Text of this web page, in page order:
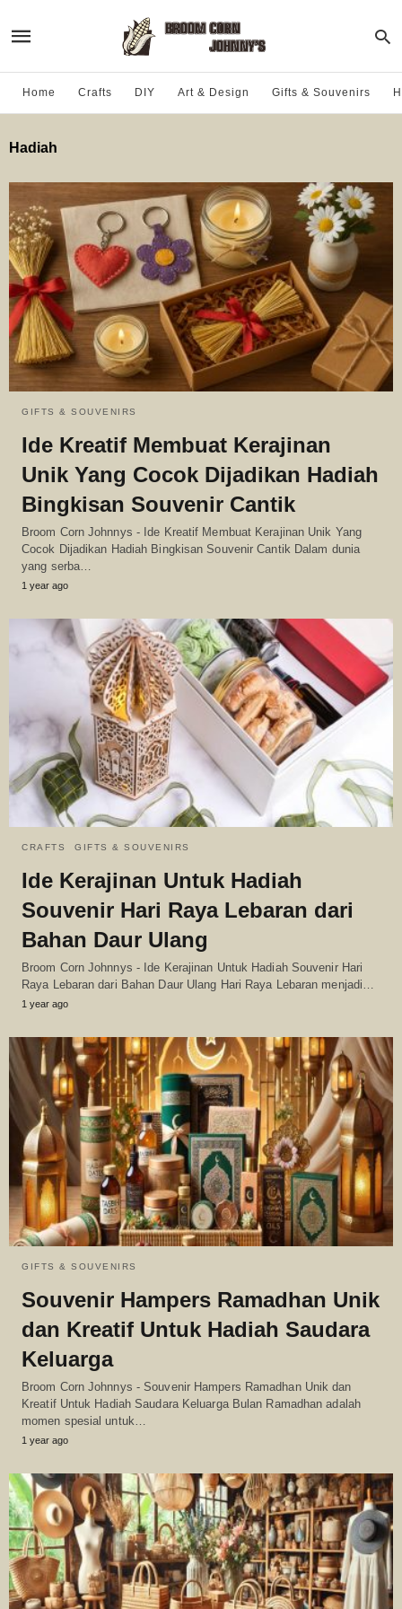
Home Crafts DIY Art & Design Gifts & Souvenirs
Hadiah
GIFTS & SOUVENIRS
Ide Kreatif Membuat Kerajinan
Unik Yang Cocok Dijadikan Hadiah
Bingkisan Souvenir Cantik
Broom Corn Johnnys - Ide Kreatif Membuat Kerajinan Unik Yang
Cocok Dijadikan Hadiah Bingkisan Souvenir Cantik Dalam dunia
yang serba…
1 year ago
CRAFTS GIFTS & SOUVENIRS
Ide Kerajinan Untuk Hadiah
Souvenir Hari Raya Lebaran dari
Bahan Daur Ulang
Broom Corn Johnnys - Ide Kerajinan Untuk Hadiah Souvenir Hari
Raya Lebaran dari Bahan Daur Ulang Hari Raya Lebaran menjadi…
1 year ago
GIFTS & SOUVENIRS
Souvenir Hampers Ramadhan Unik
dan Kreatif Untuk Hadiah Saudara
Keluarga
Broom Corn Johnnys - Souvenir Hampers Ramadhan Unik dan
Kreatif Untuk Hadiah Saudara Keluarga Bulan Ramadhan adalah
momen spesial untuk…
1 year ago